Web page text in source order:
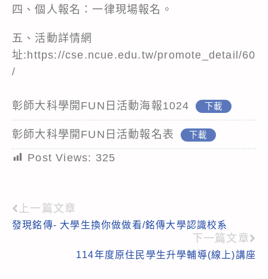
四、個人報名：一律現場報名。
五、活動詳情網
址:https://cse.ncue.edu.tw/promote_detail/60
/
彰師大科學開FUN日活動海報1024 下載
彰師大科學開FUN日活動報名表 下載
Post Views: 325
Read
more
上一篇文章
發現銘傳- 大學生換你做做看/銘傳大學認識校系
下一篇文章
114年度原住民學生升學輔導(線上)講座